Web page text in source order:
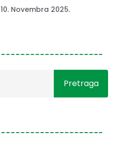
10. Novembra 2025.
Pretraga